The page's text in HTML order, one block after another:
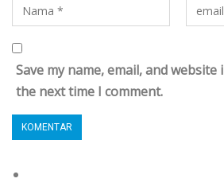
Save my name, email, and
the next time I comment.